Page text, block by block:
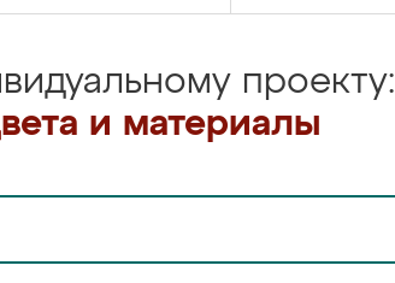
проекту:
и материалы